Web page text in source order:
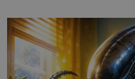
měkkost a bezpečí, proto
především klidně a útulně.